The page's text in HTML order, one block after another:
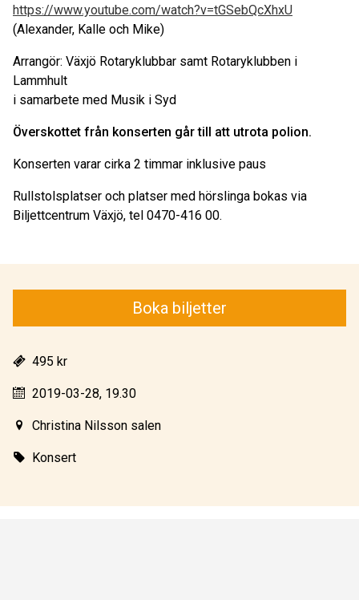
Boka biljetter
495 kr
2019-03-28, 19.30
Christina Nilsson salen
Konsert
https://www.youtube.com/watch?v=tGSebQcXhxU
(Alexander, Kalle och Mike)
Arrangör: Växjö Rotaryklubbar samt Rotaryklubben i
Lammhult
i samarbete med Musik i Syd
Överskottet från konserten går till att utrota polion.
Konserten varar cirka 2 timmar inklusive paus
Rullstolsplatser och platser med hörslinga bokas via
Biljettcentrum Växjö, tel 0470-416 00.